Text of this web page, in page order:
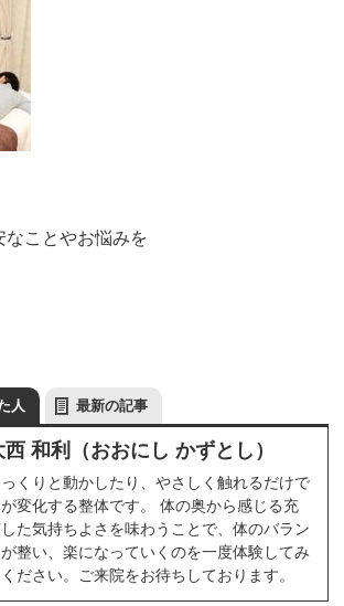
なことやお悩みを
人 最新の記事
西 和利（おおにし かずとし）
くりと動かしたり、やさしく触れるだけで
変化する整体です。 体の奥から感じる充
た気持ちよさを味わうことで、体のバラン
整い、楽になっていくのを一度体験してみ
ださい。ご来院をお待ちしております。